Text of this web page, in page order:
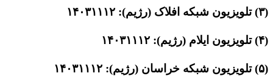
(۳) تلویزیون شبکه افلاک (رژیم): ۱۴۰۳۱۱۱۲
(۴) تلویزیون ایلام (رژیم): ۱۴۰۳۱۱۱۲
(۵) تلویزیون شبکه خراسان (رژیم): ۱۴۰۳۱۱۱۲